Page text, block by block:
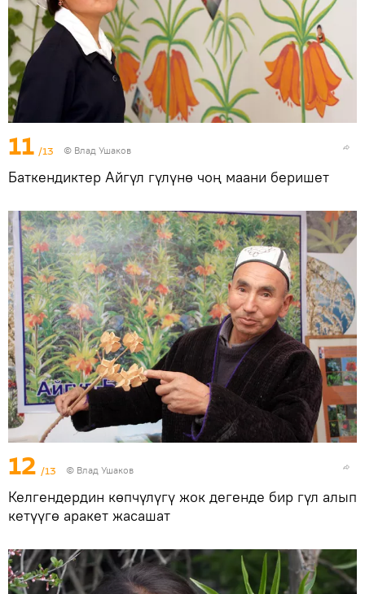
11 /13 © Влад Ушаков
Баткендиктер Айгүл гүлүнө чоң маани беришет
12 /13 © Влад Ушаков
Келгендердин көпчүлүгү жок дегенде бир гүл алып
кетүүгө аракет жасашат